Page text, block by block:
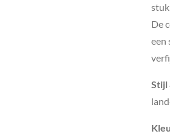
De
een
Stijl